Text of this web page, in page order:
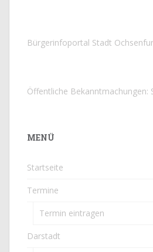
Bürgerinfoportal Stadt
Öffentliche Bekanntmachungen:
MENÜ
Startseite
Termine
Termin eintragen
Darstadt